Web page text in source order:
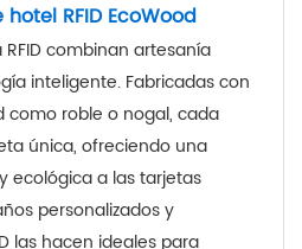
RFID EcoWood
combinan artesanía
inteligente. Fabricadas con
como roble o nogal, cada
única, ofreciendo una
ecológica a las tarjetas
personalizados y
las hacen ideales para